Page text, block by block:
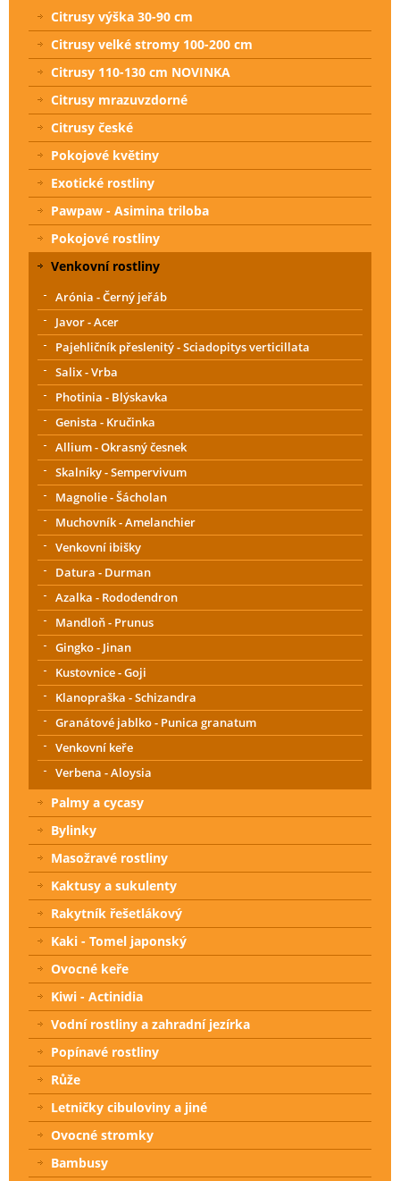
Citrusy výška 30-90 cm
Citrusy velké stromy 100-200 cm
Citrusy 110-130 cm NOVINKA
Citrusy mrazuvzdorné
Citrusy české
Pokojové květiny
Exotické rostliny
Pawpaw - Asimina triloba
Pokojové rostliny
Venkovní rostliny
Arónia - Černý jeřáb
Javor - Acer
Pajehličník přeslenitý - Sciadopitys verticillata
Salix - Vrba
Photinia - Blýskavka
Genista - Kručinka
Allium - Okrasný česnek
Skalníky - Sempervivum
Magnolie - Šácholan
Muchovník - Amelanchier
Venkovní ibišky
Datura - Durman
Azalka - Rododendron
Mandloň - Prunus
Gingko - Jinan
Kustovnice - Goji
Klanopraška - Schizandra
Granátové jablko - Punica granatum
Venkovní keře
Verbena - Aloysia
Palmy a cycasy
Bylinky
Masožravé rostliny
Kaktusy a sukulenty
Rakytník řešetlákový
Kaki - Tomel japonský
Ovocné keře
Kiwi - Actinidia
Vodní rostliny a zahradní jezírka
Popínavé rostliny
Růže
Letničky cibuloviny a jiné
Ovocné stromky
Bambusy